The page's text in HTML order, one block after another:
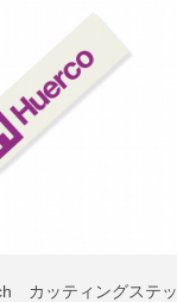
カッティングステッ